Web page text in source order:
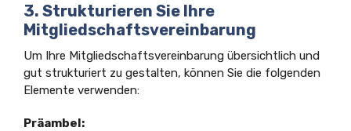
3. Strukturieren Sie Ihre
Mitgliedschaftsvereinbarung
Um Ihre Mitgliedschaftsvereinbarung übersichtlich und
gut strukturiert zu gestalten, können Sie die folgenden
Elemente verwenden:
Präambel: